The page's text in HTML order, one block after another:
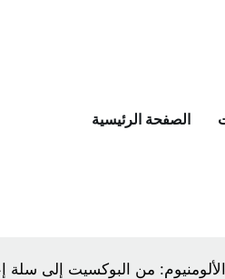
الصفحة الرئيسية
من البوكسيت إلى سلة